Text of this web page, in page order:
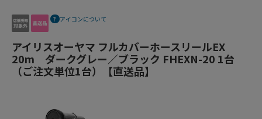
アイコンについて
アイリスオーヤマ フルカバーホースリールEX
20m ダークグレー／ブラック FHEXN-20 1台
（ご注文単位1台）【直送品】